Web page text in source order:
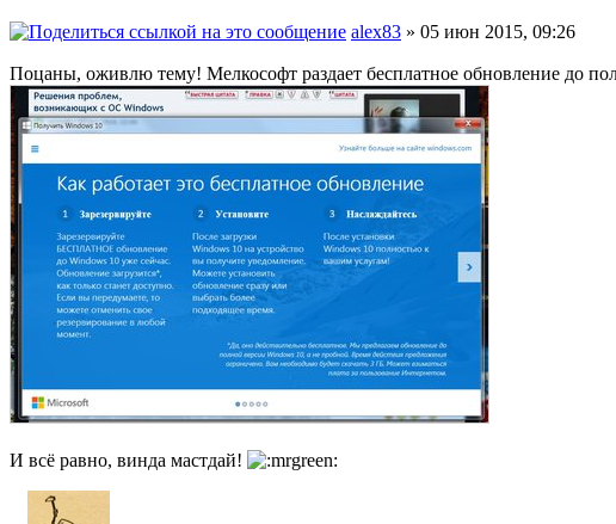
alex83 » 05 июн 2015, 09:26
Поцаны, оживлю тему! Мелкософт раздает бесплатное обновление до
И всё равно, винда мастдай!